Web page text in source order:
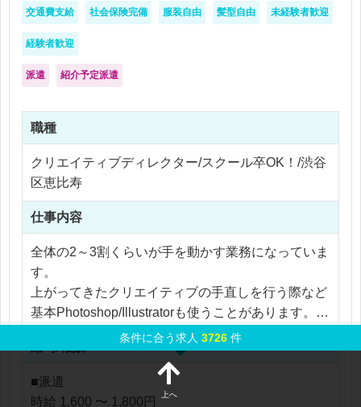
条件に合う求人 3726 件
交通費支給 社会保険完備 服装自由 髪型自由 未経験者歓迎
経験者歓迎
派遣 紹介予定派遣
職種
クリエイティブディレクター/スクール卒OK！/渋谷
区恵比寿
仕事内容
全体の2～3割くらいが手を動かす業務になっていま
す。
上がってきたクリエイティブの手直しを行う際など
基本Photoshop/Illustratorも使うことがあります。
（普段からツールを触る機会はあります）
■バナーディレクション・効果のあるクリエイティ
ブの型化
■派遣
時給 1,600 〜 1,800円
上へ